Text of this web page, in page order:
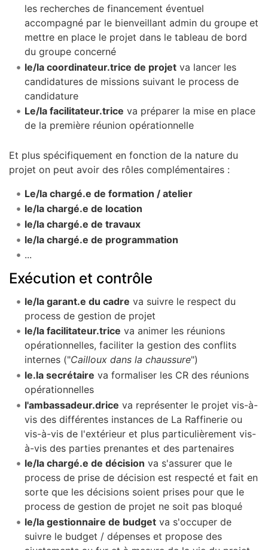
les recherches de financement éventuel
accompagné par le bienveillant admin du groupe et
mettre en place le projet dans le tableau de bord
du groupe concerné
le/la coordinateur.trice de projetva lancer les
candidatures de missions suivant le process de
candidature
Le/la facilitateur.trice va préparer la mise en place
de la première réunion opérationnelle
Et plus spécifiquement en fonction de la nature du
projet on peut avoir des rôles complémentaires :
Le/la chargé.e de formation / atelier
le/la chargé.e de location
le/la chargé.e de travaux
le/la chargé.e de programmation
...
Exécution et contrôle
le/la garant.e du cadre va suivre le respect du
process de gestion de projet
le/la facilitateur.trice va animer les réunions
opérationnelles, faciliter la gestion des conflits
internes ("Cailloux dans la chaussure")
le.la secrétaire va formaliser les CR des réunions
opérationnelles
l'ambassadeur.drice va représenter le projet vis-à-
vis des différentes instances de La Raffinerie ou
vis-à-vis de l'extérieur et plus particulièrement vis-
à-vis des parties prenantes et des partenaires
le/la chargé.e de décision va s'assurer que le
process de prise de décision est respecté et fait en
sorte que les décisions soient prises pour que le
process de gestion de projet ne soit pas bloqué
le/la gestionnaire de budgetva s'occuper de
suivre le budget / dépenses et propose des